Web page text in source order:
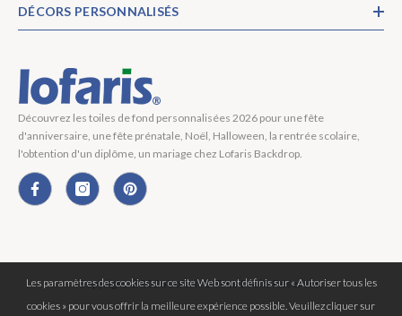
DÉCORS PERSONNALISÉS
Découvrez les toiles de fond personnalisées 2026 pour une fête
d'anniversaire, une fête prénatale, Noël, Halloween, la rentrée scolaire,
l'obtention d'un diplôme, un mariage chez Lofaris Backdrop.
Copyright © 2026 Lofaris® Tous Droits Réservés.
Les paramètres des cookies sur ce site Web sont définis sur « Autoriser tous les
cookies » pour vous offrir la meilleure expérience possible. Veuillez cliquer sur